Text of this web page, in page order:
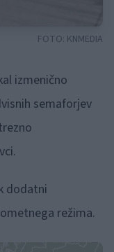
FOTO: KNMEDIA
izmenično
semaforjev
dodatni
režima.